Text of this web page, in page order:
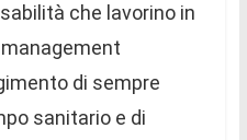
che lavorino in
di sempre
sanitario e di